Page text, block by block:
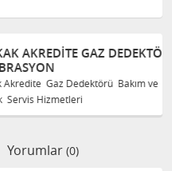
DEDEKTÖRÜ BAKIM VE
Bakım ve Kalibrasyon
Yorumlar (0)